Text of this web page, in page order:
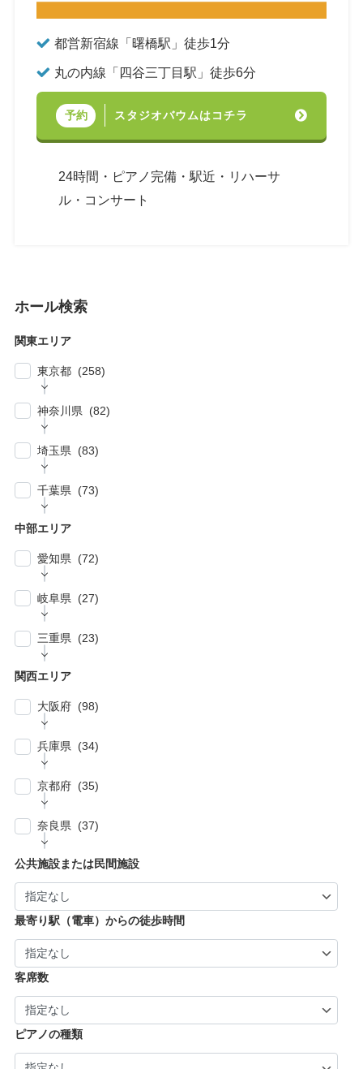
都営新宿線「曙橋駅」徒歩1分
丸の内線「四谷三丁目駅」徒歩6分
予約 スタジオバウムはコチラ
24時間・ピアノ完備・駅近・リハーサ
ル・コンサート
ホール検索
関東エリア
東京都 (258)
| … 新宿区・渋谷区 (39)
| … 品川区・大田区 (10)
| … 目黒区・世田谷区 (21)
| … 中野区・杉並区 (13)
| … 北区・台東区・足立区・荒川区 (24)
| … 八王子市・武蔵野市・三鷹市・日野市・西
福生市・あきる野市・羽村市 (8)
神奈川県 (82)
| … 横浜市 (44)
| … 相模原市・茅ヶ崎市・平塚市 (5)
| … 厚木市・小田原市・町田市・大和市・海老
埼玉県 (83)
| … 春日部市・富士見市・ふじみ野市 (4)
| … 比企郡・入間郡・入間市・秩父市・秩父
| … 川口市・越谷市・川越市 (14)
| … 朝霞市・上尾市・志木市 (6)
千葉県 (73)
| … 千葉市・船橋市・松戸市 (21)
| … 浦安市・市原市・八千代市・佐倉市 (14)
| … 野田市・成田市・木更津市・茂原市・我孫
中部エリア
愛知県 (72)
| … 名古屋市 (27)
| … 稲沢市/・尾張旭市・瀬戸市・日進市 (10)
| … 豊明市・東海市・大府市・刈谷市 (7)
| … 知立市・安城市・豊田市・岡崎市 (12)
岐阜県 (27)
| … 岐阜市・大垣市 (10)
川市 (5)
三重県 (23)
| … 津市・四日市市 (9)
| … 鈴鹿市・松阪市・桑名市 (8)
| … 伊勢市・志摩市 (3)
関西エリア
大阪府 (98)
| … 大阪市 ・堺市 (61)
| … 豊中市・吹田市 ・高槻市・茨木市 (15)
| … 八尾市・寝屋川市・岸和田市・守口市 (5)
河内長野市 (3)
兵庫県 (34)
| … 神戸市・芦屋市 (15)
| … 姫路市・明石市・伊丹市 (8)
| … 加古川市・川西市 (4)
京都府 (35)
| … 京都市・宇治市 (16)
市・京丹後市 (6)
| … 福知山市・城陽市・京田辺市・木津川市 (9)
| … 長岡京市・亀岡市・舞鶴市 (4)
奈良県 (37)
| … 奈良市・橿原市・生駒市・生駒郡 (21)
| … 葛城市・平群町・王寺町・大和高田市 (6)
| … 御所市・五條市・宇陀市 (3)
公共施設または民間施設
最寄り駅（電車）からの徒歩時間
客席数
ピアノの種類